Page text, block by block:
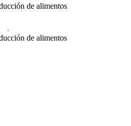
de alimentos
de alimentos